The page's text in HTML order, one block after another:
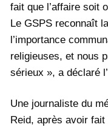
fait que l’affaire soit
Le GSPS reconnaît
l’importance
religieuses, et nous
sérieux », a déclaré
Une journaliste du
Reid, après avoir